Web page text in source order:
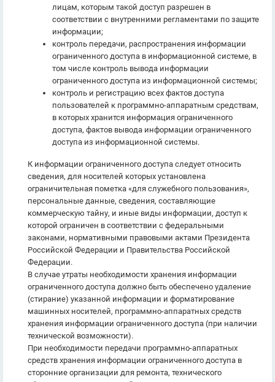
лицам, которым такой доступ разрешен в
соответствии с внутренними регламентами по защите
информации;
контроль передачи, распространения информации
ограниченного доступа в информационной системе, в
том числе контроль вывода информации
ограниченного доступа из информационной системы;
контроль и регистрацию всех фактов доступа
пользователей к программно-аппаратным средствам,
в которых хранится информация ограниченного
доступа, фактов вывода информации ограниченного
доступа из информационной системы.
К информации ограниченного доступа следует относить
сведения, для носителей которых установлена
ограничительная пометка «для служебного пользования»,
персональные данные, сведения, составляющие
коммерческую тайну, и иные виды информации, доступ к
которой ограничен в соответствии с федеральными
законами, нормативными правовыми актами Президента
Российской Федерации и Правительства Российской
Федерации.
В случае утраты необходимости хранения информации
ограниченного доступа должно быть обеспечено удаление
(стирание) указанной информации и форматирование
машинных носителей, программно-аппаратных средств
хранения информации ограниченного доступа (при наличии
технической возможности).
При необходимости передачи программно-аппаратных
средств хранения информации ограниченного доступа в
сторонние организации для ремонта, технического